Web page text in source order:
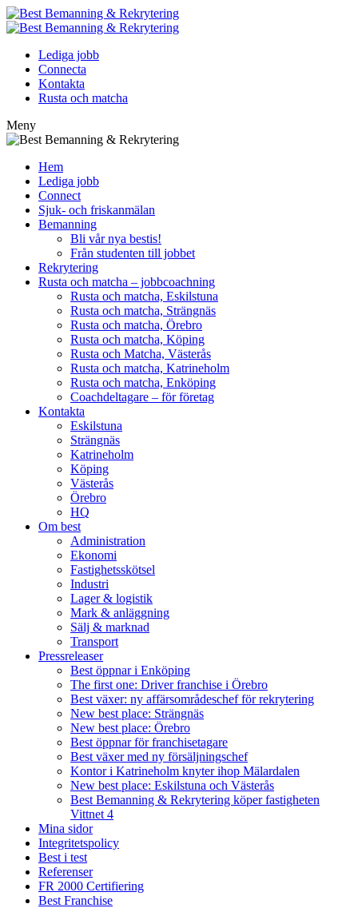
Lediga jobb
Connecta
Kontakta
Rusta och matcha
Meny
Hem
Lediga jobb
Connect
Sjuk- och friskanmälan
Bemanning
Bli vår nya bestis!
Från studenten till jobbet
Rekrytering
Rusta och matcha – jobbcoachning
Rusta och matcha, Eskilstuna
Rusta och matcha, Strängnäs
Rusta och matcha, Örebro
Rusta och matcha, Köping
Rusta och Matcha, Västerås
Rusta och matcha, Katrineholm
Rusta och matcha, Enköping
Coachdeltagare – för företag
Kontakta
Eskilstuna
Strängnäs
Katrineholm
Köping
Västerås
Örebro
HQ
Om best
Administration
Ekonomi
Fastighetsskötsel
Industri
Lager & logistik
Mark & anläggning
Sälj & marknad
Transport
Pressreleaser
Best öppnar i Enköping
The first one: Driver franchise i Örebro
Best växer: ny affärsområdeschef för rekrytering
New best place: Strängnäs
New best place: Örebro
Best öppnar för franchisetagare
Best växer med ny försäljningschef
Kontor i Katrineholm knyter ihop Mälardalen
New best place: Eskilstuna och Västerås
Best Bemanning & Rekrytering köper fastigheten
Vittnet 4
Mina sidor
Integritetspolicy
Best i test
Referenser
FR 2000 Certifiering
Best Franchise